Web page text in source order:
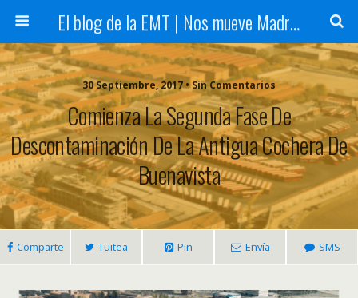
El blog de la EMT | Nos mueve Madrid
30 Septiembre, 2017 • Sin Comentarios
Comienza La Segunda Fase De
Descontaminación De La Antigua Cochera De
Buenavista
Comparte Tuitea Pin Envía SMS